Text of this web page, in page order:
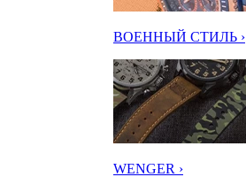
ВОЕННЫЙ СТИЛЬ ›
WENGER ›